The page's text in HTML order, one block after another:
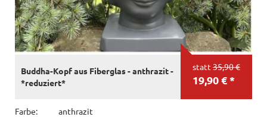
statt 35,90 €
19,90 € *
Buddha-Kopf aus Fiberglas - anthrazit -
*reduziert*
Farbe: anthrazit